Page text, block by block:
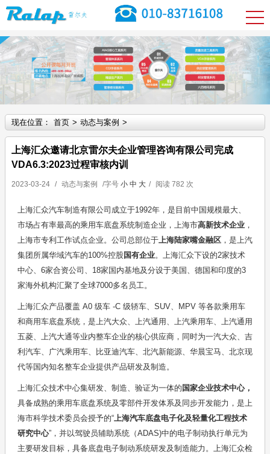
现在位置： 首页 > 动态与案例 >
上海汇众邀请北京雷尔夫企业管理咨询有限公司完成
VDA6.3:2023过程审核内训
2023-03-24 / 动态与案例 /字号 小 中 大 / 阅读 782 次
上海汇众汽车制造有限公司成立于1992年，是目前中国规模最大、
市场占有率最高的乘用车底盘系统制造企业，上海市高新技术企业 ，
上海市专利工作试点企业。公司总部位于 上海陆家嘴金融区 ，是上汽
集团所属华域汽车的100%控股国有企业。上海汇众下设的2家技术
中心、6家合资公司、18家国内基地及分设于美国、德国和印度的3
家海外机构汇聚了全球7000多名员工。
上海汇众产品覆盖 A0 级车 -C 级轿车、SUV、MPV 等各款乘用车
和商用车底盘系统，是上汽大众、上汽通用、上汽乘用车、上汽通用
五菱、上汽大通等业内整车企业的核心供应商，同时为一汽大众、吉
利汽车、广汽乘用车、比亚迪汽车、北汽新能源、华晨宝马、北京现
代等国内知名整车企业提供产品研发及制造。
上海汇众技术中心集研发、制造、验证为一体的 国家企业技术中心，
具备成熟的乘用车底盘系统及零部件开发体系及同步开发能力，是上
海市科学技术委员会授予的“ 上海汽车底盘电子化及轻量化工程技术
研究中心”，并以驾驶员辅助系统（ADAS)中的电子制动执行单元为
主要研发目标，具备底盘电子制动系统研发及制造能力。上海汇众检